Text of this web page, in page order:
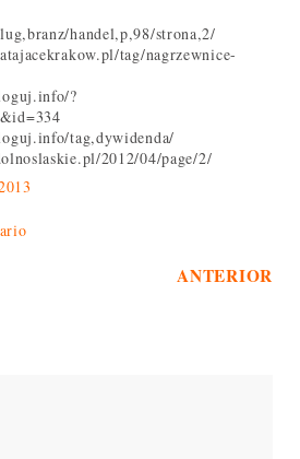
handel,p,98/strona,2/
tag/nagrzewnice-
?
tag,dywidenda/
2012/04/page/2/
ANTERIOR